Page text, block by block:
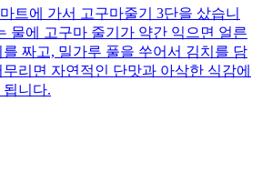
트에 가서 고구마줄기 3단을 샀습니
물에 고구마 줄기가 약간 익으면 얼른
짜고, 밀가루 풀을 쑤어서 김치를 담
리면 자연적인 단맛과 아삭한 식감에
니다.